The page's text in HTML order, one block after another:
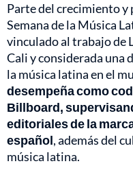
Parte del crecimiento
Semana de la Música
vinculado al trabajo de
Cali y considerada una
la música latina en el
desempeña como
Billboard,
editoriales de la
español, además del
música latina.